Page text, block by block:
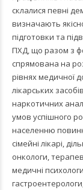
склалися певні
визначають
підготовки та
ПХД, що разом з
спрямована на
рівнях медичної
лікарських
наркотичних
умов успішного
населенню
сімейні лікарі,
онкологи,
медичні